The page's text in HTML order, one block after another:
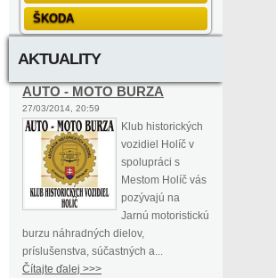
ŠKODA
AKTUALITY
AUTO - MOTO BURZA
27/03/2014, 20:59
Klub historických
vozidiel Holíč v
spolupráci s
Mestom Holíč vás
pozývajú na
Jarnú motoristickú
burzu náhradných dielov,
príslušenstva, súčastných a...
Čítajte ďalej >>>